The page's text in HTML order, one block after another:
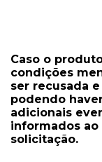
Caso o
condições
ser recusada
podendo
adicionais
informados
solicitação.